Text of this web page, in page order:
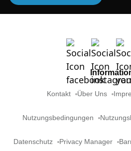
Kontakt Über Uns
Nutzungsbedingungen
Datenschutz Privacy Manager